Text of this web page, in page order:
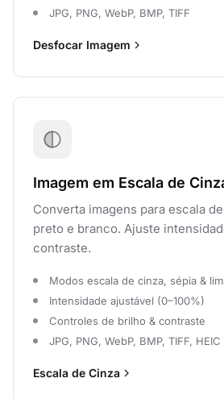
JPG, PNG, WebP, BMP, TIFF
Desfocar Imagem
Imagem em Escala de
Converta imagens para escala
preto e branco. Ajuste
contraste.
Modos escala de cinza, sépia &
Intensidade ajustável (0–100%)
Controles de brilho & contraste
JPG, PNG, WebP, BMP, TIFF, HEIC
Escala de Cinza